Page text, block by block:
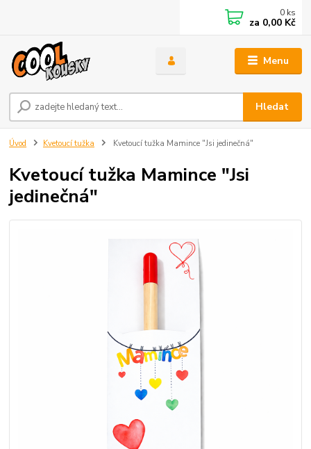
Menu
Hledat
0 ks
za 0,00 Kč
Úvod Kvetoucí tužka Kvetoucí tužka Mamince "Jsi jedinečná"
Kvetoucí tužka Mamince "Jsi
jedinečná"